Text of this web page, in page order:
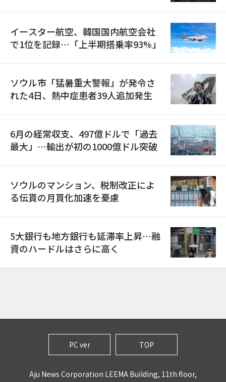
イースター航空、韓国国内航空会社
で1位を記録…「上半期搭乗率93%」
ソウル市「猛暑重大警報」が発令さ
れた4日、熱中症患者39人追加発生
6月の経常収支、497億ドルで「過去
最大」…輸出が初の1000億ドル突破
ソウルのマンション、税制改正によ
る伝貰の月貰化加速を憂慮
5大銀行も地方銀行も延滞率上昇…融
資のハードルはさらに高く
PC ver TOP
Aju News Corporation LEEMA Building, 11th floor,